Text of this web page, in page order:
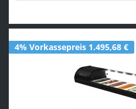
4% Vorkassepreis 1.495,68 €